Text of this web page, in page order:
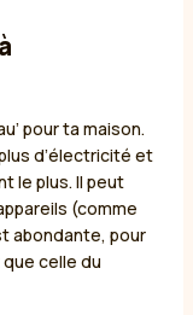
pour ta maison.
d’électricité et
le plus. Il peut
(comme
abondante, pour
celle du